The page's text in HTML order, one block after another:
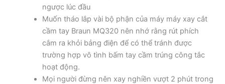
ngược lúc đầu
Muốn tháo lắp vài bộ phận của máy máy xay cắt
cầm tay Braun MQ320 nên nhớ rằng rút phích
cắm ra khỏi bảng điện để có thể tránh được
trường hợp vô tình bấm tay cầm trúng công tắc
hoạt động.
Mọi người đừng nên xay nghiền vượt 2 phút trong